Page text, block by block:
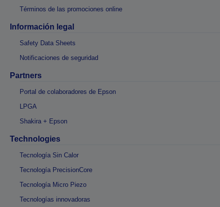
Términos de las promociones online
Información legal
Safety Data Sheets
Notificaciones de seguridad
Partners
Portal de colaboradores de Epson
LPGA
Shakira + Epson
Technologies
Tecnología Sin Calor
Tecnología PrecisionCore
Tecnología Micro Piezo
Tecnologías innovadoras